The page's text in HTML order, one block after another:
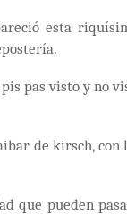
esta
pas visto y no
de kirsch, con
que pueden